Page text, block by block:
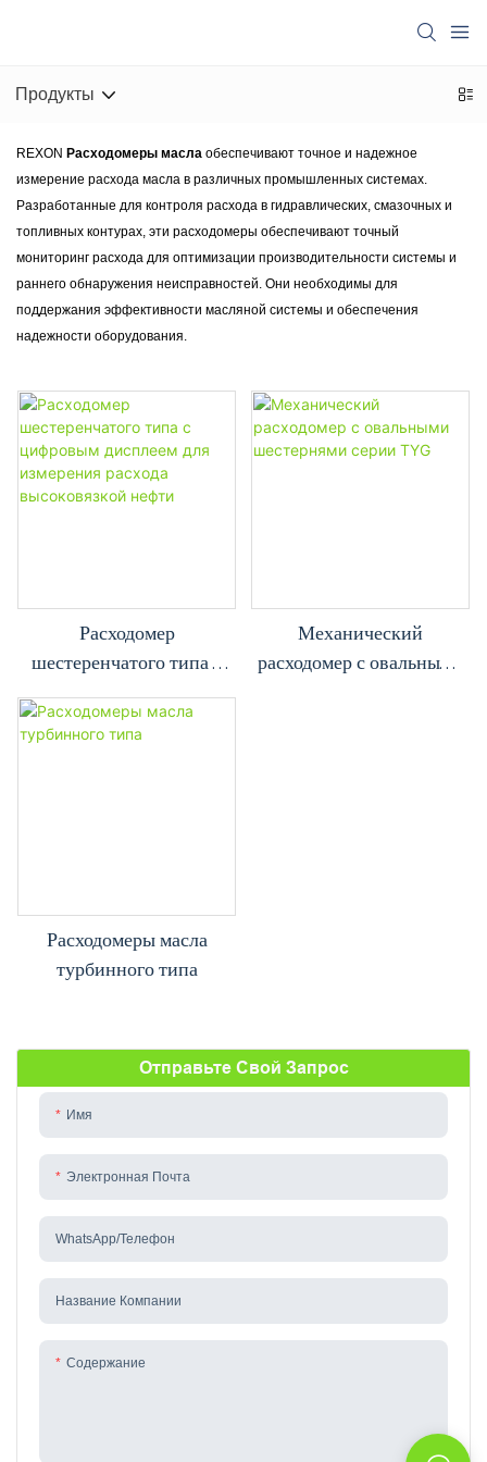
Продукты
REXON Расходомеры масла обеспечивают точное и надежное
измерение расхода масла в различных промышленных системах.
Разработанные для контроля расхода в гидравлических, смазочных и
топливных контурах, эти расходомеры обеспечивают точный
мониторинг расхода для оптимизации производительности системы и
раннего обнаружения неисправностей. Они необходимы для
поддержания эффективности масляной системы и обеспечения
надежности оборудования.
Отправьте Свой Запрос
Имя
Электронная Почта
WhatsApp/телефон
Название Компании
Содержание
Расходомер
шестеренчатого типа с
цифровым дисплеем для
измерения расхода
Механический
расходомер с овальными
Расходомеры масла
турбинного типа